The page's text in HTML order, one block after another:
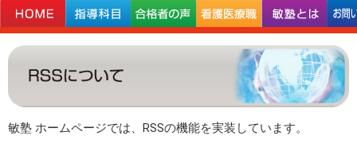
敏塾 ホームページでは、RSSの機能を実装しています。